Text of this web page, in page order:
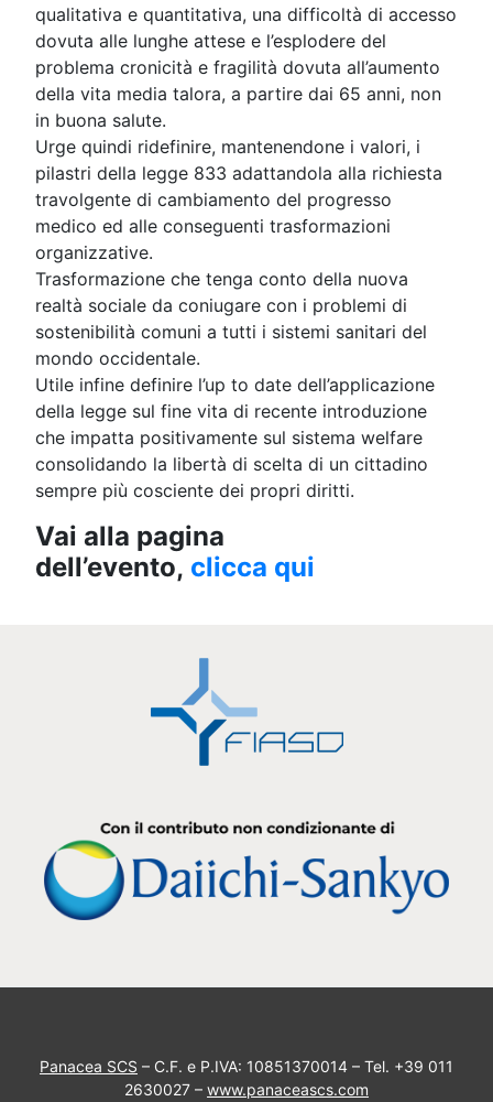
qualitativa e quantitativa, una difficoltà di accesso
dovuta alle lunghe attese e l’esplodere del
problema cronicità e fragilità dovuta all’aumento
della vita media talora, a partire dai 65 anni, non
in buona salute.
Urge quindi ridefinire, mantenendone i valori, i
pilastri della legge 833 adattandola alla richiesta
travolgente di cambiamento del progresso
medico ed alle conseguenti trasformazioni
organizzative.
Trasformazione che tenga conto della nuova
realtà sociale da coniugare con i problemi di
sostenibilità comuni a tutti i sistemi sanitari del
mondo occidentale.
Utile infine definire l’up to date dell’applicazione
della legge sul fine vita di recente introduzione
che impatta positivamente sul sistema welfare
consolidando la libertà di scelta di un cittadino
sempre più cosciente dei propri diritti.
Vai alla pagina
dell’evento, clicca qui
Panacea SCS – C.F. e P.IVA: 10851370014 – Tel. +39 011
2630027 – www.panaceascs.com